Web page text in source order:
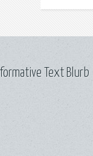
Text Blurb